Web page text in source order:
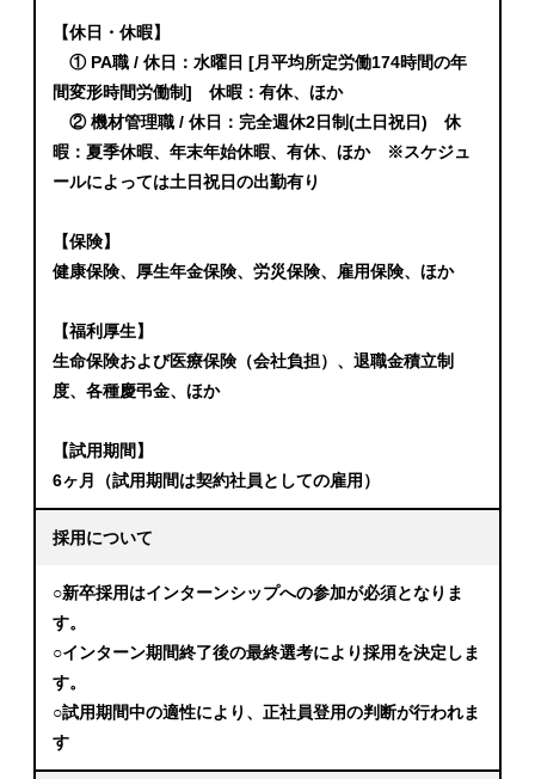
【休日・休暇】
① PA職 / 休日：水曜日 [月平均所定労働174時間の年
間変形時間労働制] 休暇：有休、ほか
② 機材管理職 / 休日：完全週休2日制(土日祝日) 休
暇：夏季休暇、年末年始休暇、有休、ほか ※スケジュ
ールによっては土日祝日の出勤有り
【保険】
健康保険、厚生年金保険、労災保険、雇用保険、ほか
【福利厚生】
生命保険および医療保険（会社負担）、退職金積立制
度、各種慶弔金、ほか
【試用期間】
6ヶ月（試用期間は契約社員としての雇用）
採用について
○新卒採用はインターンシップへの参加が必須となりま
す。
○インターン期間終了後の最終選考により採用を決定しま
す。
○試用期間中の適性により、正社員登用の判断が行われま
す